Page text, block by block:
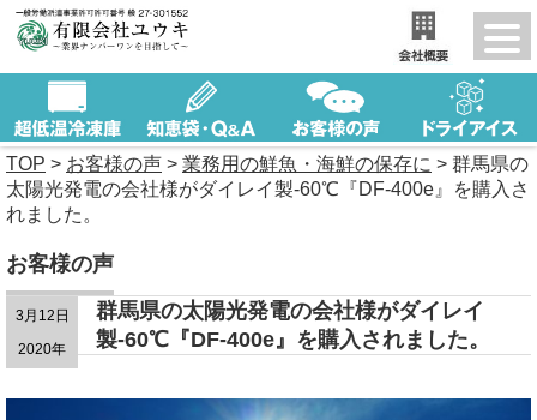
TOP > お客様の声 > 業務用の鮮魚・海鮮の保存に > 群馬県の
太陽光発電の会社様がダイレイ製-60℃『DF-400e』を購入さ
れました。
お客様の声
3月12日
2020年
群馬県の太陽光発電の会社様がダイレイ
製-60℃『DF-400e』を購入されました。